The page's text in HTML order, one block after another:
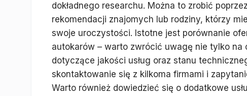
dokładnego researchu. Można to zrobić
rekomendacji znajomych lub rodziny, którzy
swoje uroczystości. Istotne jest porównanie
autokarów – warto zwrócić uwagę nie tylko
dotyczące jakości usług oraz stanu
skontaktowanie się z kilkoma firmami i
Warto również dowiedzieć się o dodatkowe